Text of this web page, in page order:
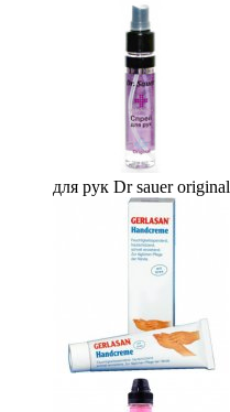
для рук Dr sauer original